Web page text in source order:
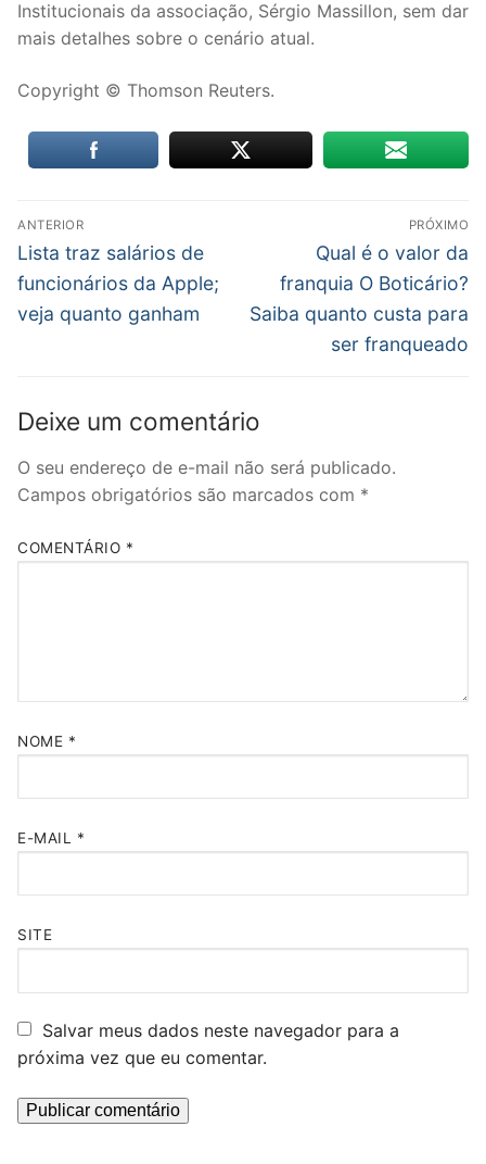
Institucionais da associação, Sérgio Massillon, sem dar
mais detalhes sobre o cenário atual.
Copyright © Thomson Reuters.
Navegação
de
Post
ANTERIOR
Post
anterior:
Lista traz salários de
funcionários da Apple;
veja quanto ganham
PRÓXIMO
Próximo
post:
Qual é o valor da
franquia O Boticário?
Saiba quanto custa para
ser franqueado
Deixe um comentário
O seu endereço de e-mail não será publicado.
Campos obrigatórios são marcados com *
COMENTÁRIO *
NOME *
E-MAIL *
SITE
Salvar meus dados neste navegador para a
próxima vez que eu comentar.